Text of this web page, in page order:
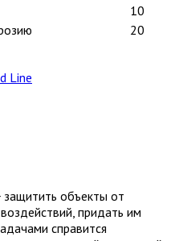
10
20
Line
объекты от
придать им
справится